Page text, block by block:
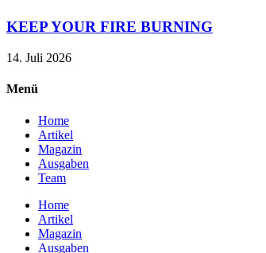
KEEP YOUR FIRE BURNING
14. Juli 2026
Menü
Home
Artikel
Magazin
Ausgaben
Team
Home
Artikel
Magazin
Ausgaben